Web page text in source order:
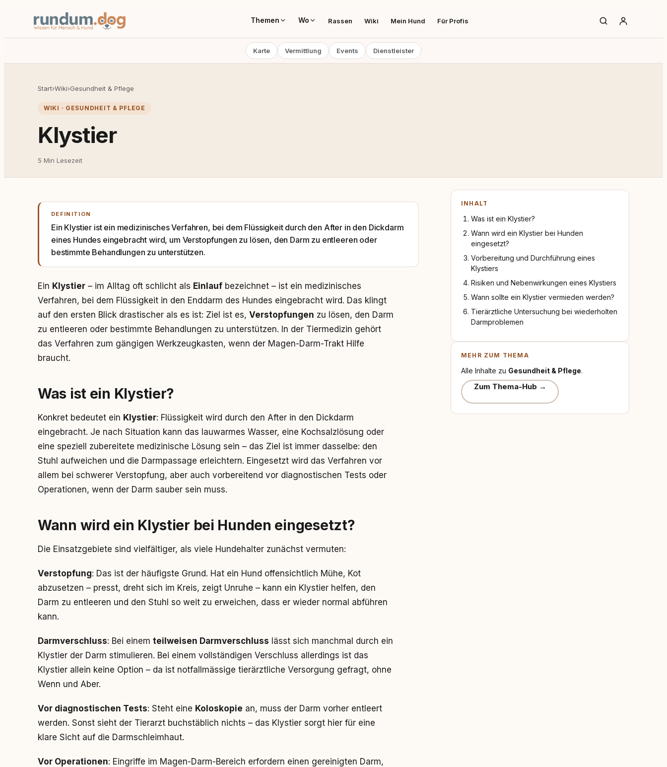
Themen Wo Rassen Wiki Mein Hund Für Profis
Karte Vermittlung Events Dienstleister
Start›Wiki›Gesundheit & Pflege
WIKI · GESUNDHEIT & PFLEGE
Klystier
5 Min Lesezeit
DEFINITION
Ein Klystier ist ein medizinisches Verfahren, bei dem Flüssigkeit durch den After in den Dickdarm
eines Hundes eingebracht wird, um Verstopfungen zu lösen, den Darm zu entleeren oder
bestimmte Behandlungen zu unterstützen.
Ein Klystier – im Alltag oft schlicht als Einlauf bezeichnet – ist ein medizinisches
Verfahren, bei dem Flüssigkeit in den Enddarm des Hundes eingebracht wird. Das klingt
auf den ersten Blick drastischer als es ist: Ziel ist es, Verstopfungen zu lösen, den Darm
zu entleeren oder bestimmte Behandlungen zu unterstützen. In der Tiermedizin gehört
das Verfahren zum gängigen Werkzeugkasten, wenn der Magen-Darm-Trakt Hilfe
braucht.
Was ist ein Klystier?
Konkret bedeutet ein Klystier: Flüssigkeit wird durch den After in den Dickdarm
eingebracht. Je nach Situation kann das lauwarmes Wasser, eine Kochsalzlösung oder
eine speziell zubereitete medizinische Lösung sein – das Ziel ist immer dasselbe: den
Stuhl aufweichen und die Darmpassage erleichtern. Eingesetzt wird das Verfahren vor
allem bei schwerer Verstopfung, aber auch vorbereitend vor diagnostischen Tests oder
Operationen, wenn der Darm sauber sein muss.
Wann wird ein Klystier bei Hunden eingesetzt?
Die Einsatzgebiete sind vielfältiger, als viele Hundehalter zunächst vermuten:
Verstopfung: Das ist der häufigste Grund. Hat ein Hund offensichtlich Mühe, Kot
abzusetzen – presst, dreht sich im Kreis, zeigt Unruhe – kann ein Klystier helfen, den
Darm zu entleeren und den Stuhl so weit zu erweichen, dass er wieder normal abführen
kann.
Darmverschluss: Bei einem teilweisen Darmverschluss lässt sich manchmal durch ein
Klystier der Darm stimulieren. Bei einem vollständigen Verschluss allerdings ist das
Klystier allein keine Option – da ist notfallmässige tierärztliche Versorgung gefragt, ohne
Wenn und Aber.
Vor diagnostischen Tests: Steht eine Koloskopie an, muss der Darm vorher entleert
werden. Sonst sieht der Tierarzt buchstäblich nichts – das Klystier sorgt hier für eine
klare Sicht auf die Darmschleimhaut.
Vor Operationen: Eingriffe im Magen-Darm-Bereich erfordern einen gereinigten Darm,
INHALT
Was ist ein Klystier?
Wann wird ein Klystier bei Hunden
eingesetzt?
Vorbereitung und Durchführung eines
Klystiers
Risiken und Nebenwirkungen eines Klystiers
Wann sollte ein Klystier vermieden werden?
Tierärztliche Untersuchung bei wiederholten
Darmproblemen
MEHR ZUM THEMA
Alle Inhalte zu Gesundheit & Pflege.
Zum Thema-Hub →